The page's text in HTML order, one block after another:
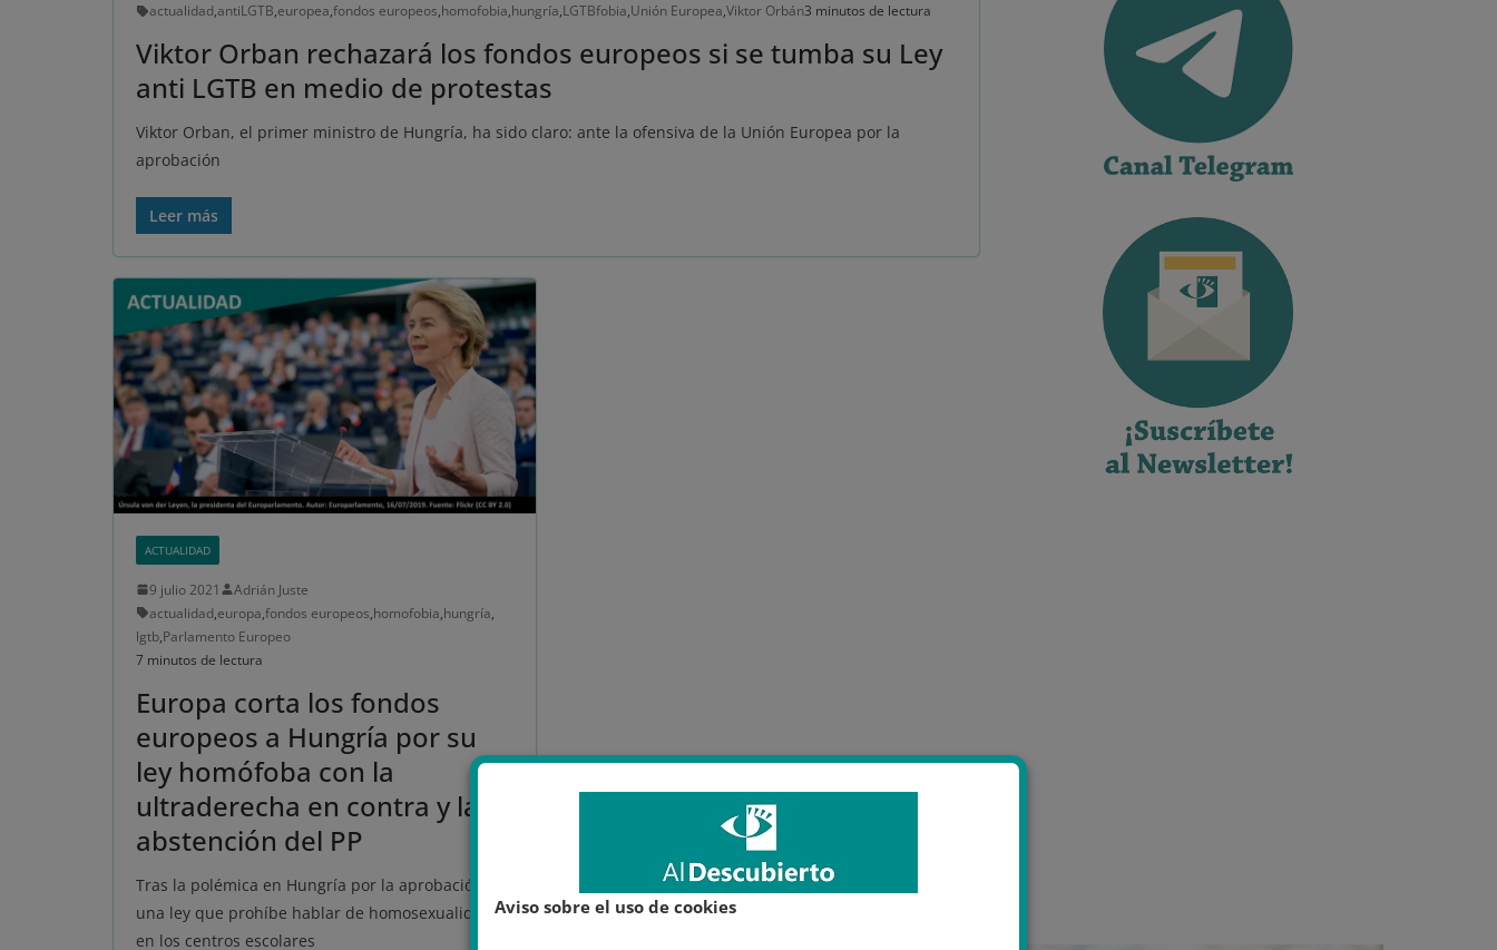
actualidad,antiLGTB,europea,fondos europeos,homofobia,hungría,LGTBfobia,Unión Europea,Viktor Orbán3 minutos de lectura
Viktor Orban rechazará los fondos europeos si se tumba su Ley
anti LGTB en medio de protestas
Viktor Orban, el primer ministro de Hungría, ha sido claro: ante la ofensiva de la Unión Europea por la
aprobación
Leer más
ACTUALIDAD
9 julio 2021
Adrián Juste
actualidad,europa,fondos europeos,homofobia,hungría,
lgtb,Parlamento Europeo
7 minutos de lectura
Europa corta los fondos
europeos a Hungría por su
ley homófoba con la
ultraderecha en contra y la
abstención del PP
Tras la polémica en Hungría por la aprobación de
una ley que prohíbe hablar de homosexualidad
en los centros escolares
Aviso sobre el uso de cookies